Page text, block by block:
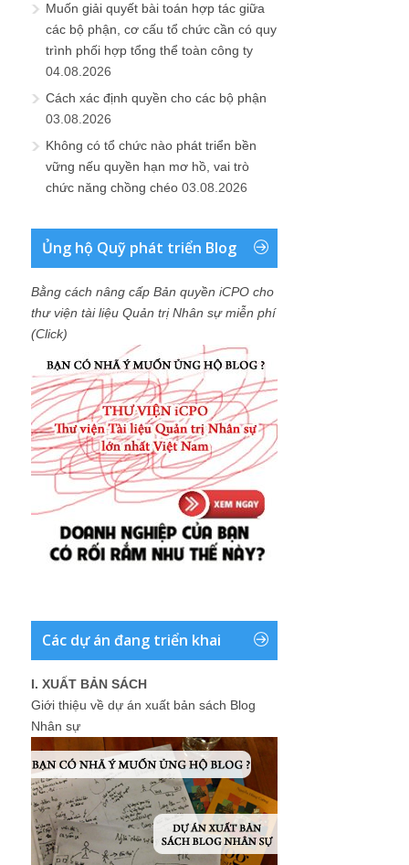
Muốn giải quyết bài toán hợp tác giữa
các bộ phận, cơ cấu tổ chức cần có quy
trình phối hợp tổng thể toàn công ty
04.08.2026
Cách xác định quyền cho các bộ phận
03.08.2026
Không có tổ chức nào phát triển bền
vững nếu quyền hạn mơ hồ, vai trò
chức năng chồng chéo 03.08.2026
Ủng hộ Quỹ phát triển Blog
Bằng cách nâng cấp Bản quyền iCPO cho
thư viện tài liệu Quản trị Nhân sự miễn phí
(Click)
Các dự án đang triển khai
I. XUẤT BẢN SÁCH
Giới thiệu về dự án xuất bản sách Blog
Nhân sự